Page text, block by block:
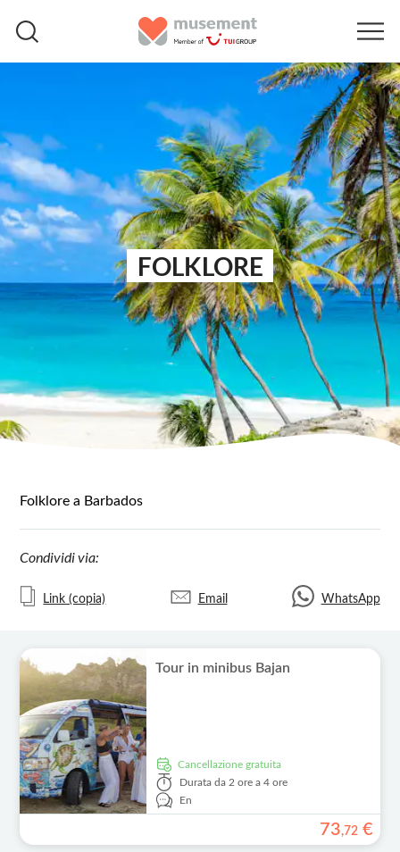
FOLKLORE
Folklore a Barbados
Condividi via:
Link (copia) Email WhatsApp
Tour in minibus Bajan
Cancellazione gratuita
Durata da 2 ore a 4 ore
En
73,72 €